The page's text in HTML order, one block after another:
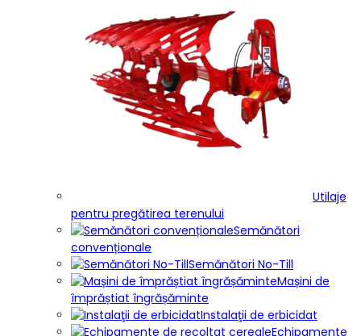
Utilaje
pentru pregătirea terenului
Semănători
convenționale
Semănători No-Till
Mașini de
împrăștiat îngrășăminte
Instalaţii de erbicidat
Echipamente